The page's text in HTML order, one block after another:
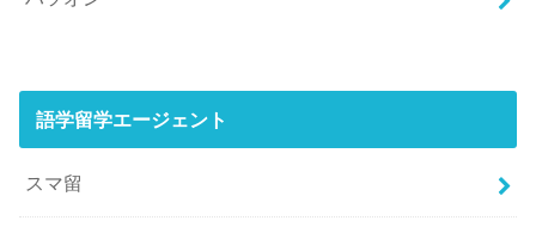
語学留学エージェント
スマ留